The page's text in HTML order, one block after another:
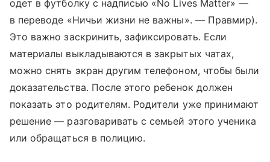
одет в футболку с надписью «No Lives Matter» —
в переводе «Ничьи жизни не важны». — Правмир).
Это важно заскринить, зафиксировать. Если
материалы выкладываются в закрытых чатах,
можно снять экран другим телефоном, чтобы были
доказательства. После этого ребенок должен
показать это родителям. Родители уже принимают
решение — разговаривать с семьей этого ученика
или обращаться в полицию.